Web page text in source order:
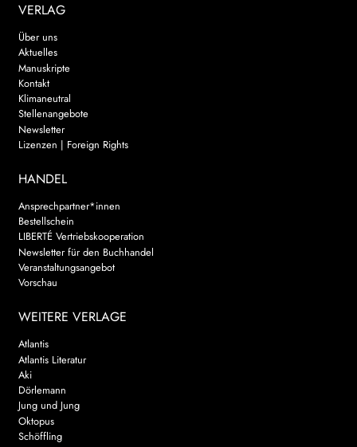
VERLAG
Über uns
Aktuelles
Manuskripte
Kontakt
Klimaneutral
Stellenangebote
Newsletter
Lizenzen | Foreign Rights
HANDEL
Ansprechpartner*innen
Bestellschein
LIBERTÉ Vertriebskooperation
Newsletter für den Buchhandel
Veranstaltungsangebot
Vorschau
WEITERE VERLAGE
Atlantis
Atlantis Literatur
Aki
Dörlemann
Jung und Jung
Oktopus
Schöffling